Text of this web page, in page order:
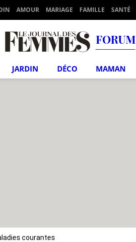
AMOUR MARIAGE FAMILLE SANTÉ
FORUM
JARDIN DÉCO MAMAN
courantes